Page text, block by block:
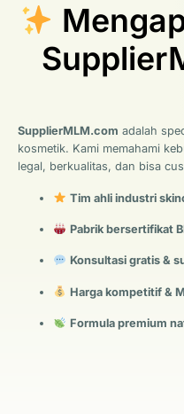
SupplierMLM.com adalah
kosmetik. Kami memahami
legal, berkualitas, dan bisa
Tim ahli industri
Pabrik bersertifikat
Konsultasi gratis &
Harga kompetitif &
Formula premium